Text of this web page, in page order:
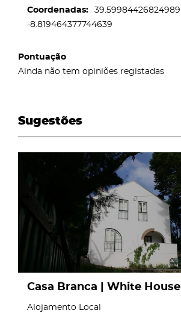
Coordenadas
39.59984426824989
-8.819464377744639
Pontuação
Ainda não tem opiniões registadas
Sugestões
page
Casa Branca | White House
Alojamento Local